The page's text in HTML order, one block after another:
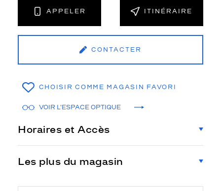
APPELER ITINÉRAIRE
CONTACTER
CHOISIR COMME MAGASIN FAVORI
VOIR L'ESPACE OPTIQUE
Horaires et Accès
Les plus du magasin